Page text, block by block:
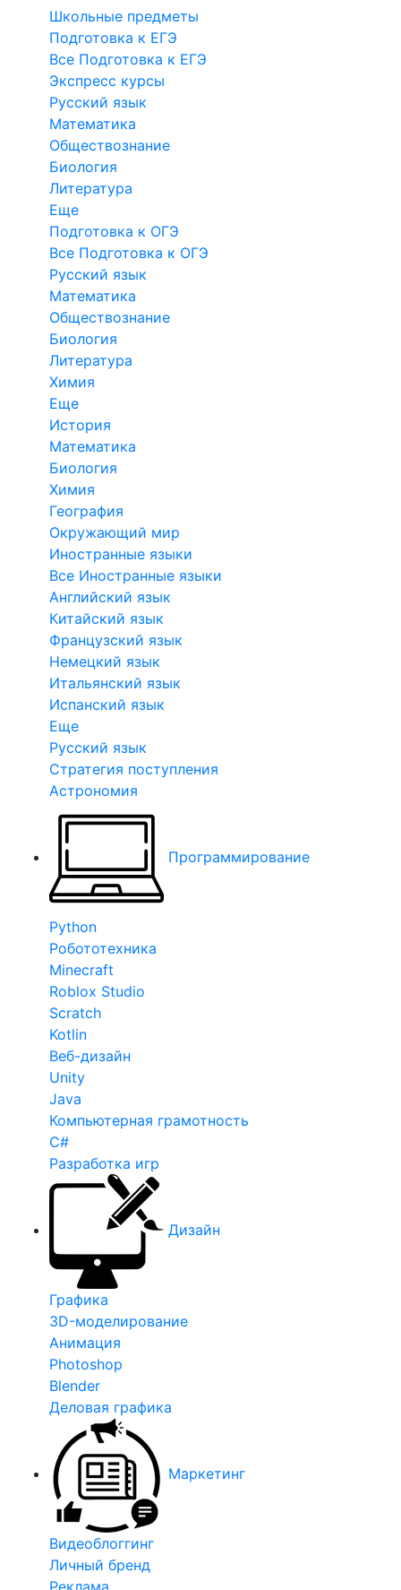
Школьные предметы
Подготовка к ЕГЭ
Все Подготовка к ЕГЭ
Экспресс курсы
Русский язык
Математика
Обществознание
Биология
Литература
Еще
Подготовка к ОГЭ
Все Подготовка к ОГЭ
Русский язык
Математика
Обществознание
Биология
Литература
Химия
Еще
История
Математика
Биология
Химия
География
Окружающий мир
Иностранные языки
Все Иностранные языки
Английский язык
Китайский язык
Французский язык
Немецкий язык
Итальянский язык
Испанский язык
Еще
Русский язык
Стратегия поступления
Астрономия
Программирование
Python
Робототехника
Minecraft
Roblox Studio
Scratch
Kotlin
Веб-дизайн
Unity
Java
Компьютерная грамотность
C#
Разработка игр
Дизайн
Графика
3D-моделирование
Анимация
Photoshop
Blender
Деловая графика
Маркетинг
Видеоблоггинг
Личный бренд
Реклама